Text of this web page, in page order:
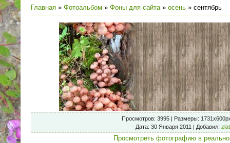
Главная » Фотоальбом » Фоны для сайта» осень » сентябрь
Просмотров: 3995 | Размеры:
Дата: 30 Января 2011 | Добавил:
Просмотреть фотографию в